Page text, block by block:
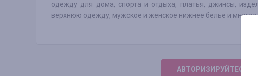
одежду для дома, спорта и отдыха, платья, джинсы,
верхнюю одежду, мужское и женское нижнее белье и многое
АВТОРИЗИРУЙТЕСЬ,